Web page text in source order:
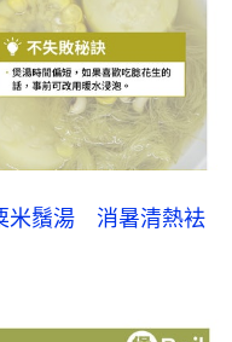
米鬚湯　消暑清熱袪